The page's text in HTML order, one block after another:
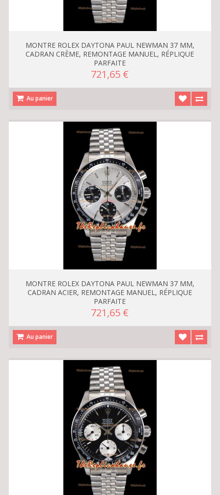
MONTRE ROLEX DAYTONA PAUL NEWMAN 37 MM,
CADRAN CRÈME, REMONTAGE MANUEL, RÉPLIQUE
PARFAITE
721,65 €
Au panier
MONTRE ROLEX DAYTONA PAUL NEWMAN 37 MM,
CADRAN ACIER, REMONTAGE MANUEL, RÉPLIQUE
PARFAITE
721,65 €
Au panier